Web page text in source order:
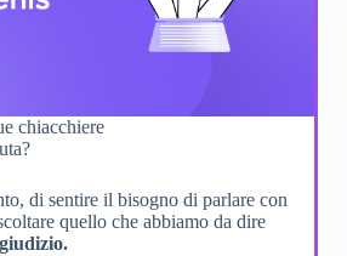
chiacchiere
di sentire il bisogno di parlare con
quello che abbiamo da dire